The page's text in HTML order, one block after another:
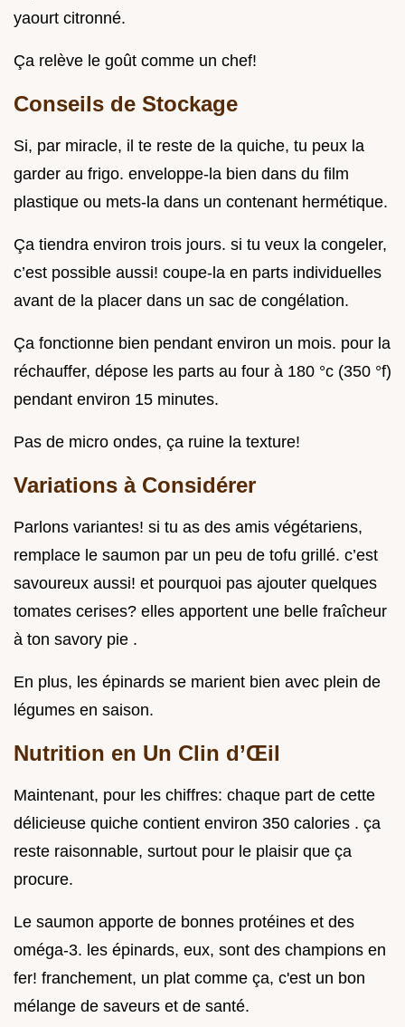
yaourt citronné.
Ça relève le goût comme un chef!
Conseils de Stockage
Si, par miracle, il te reste de la quiche, tu peux la
garder au frigo. enveloppe-la bien dans du film
plastique ou mets-la dans un contenant hermétique.
Ça tiendra environ trois jours. si tu veux la congeler,
c’est possible aussi! coupe-la en parts individuelles
avant de la placer dans un sac de congélation.
Ça fonctionne bien pendant environ un mois. pour la
réchauffer, dépose les parts au four à 180 °c (350 °f)
pendant environ 15 minutes.
Pas de micro ondes, ça ruine la texture!
Variations à Considérer
Parlons variantes! si tu as des amis végétariens,
remplace le saumon par un peu de tofu grillé. c’est
savoureux aussi! et pourquoi pas ajouter quelques
tomates cerises? elles apportent une belle fraîcheur
à ton savory pie .
En plus, les épinards se marient bien avec plein de
légumes en saison.
Nutrition en Un Clin d’Œil
Maintenant, pour les chiffres: chaque part de cette
délicieuse quiche contient environ 350 calories . ça
reste raisonnable, surtout pour le plaisir que ça
procure.
Le saumon apporte de bonnes protéines et des
oméga-3. les épinards, eux, sont des champions en
fer! franchement, un plat comme ça, c'est un bon
mélange de saveurs et de santé.